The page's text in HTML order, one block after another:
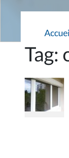
Tag: